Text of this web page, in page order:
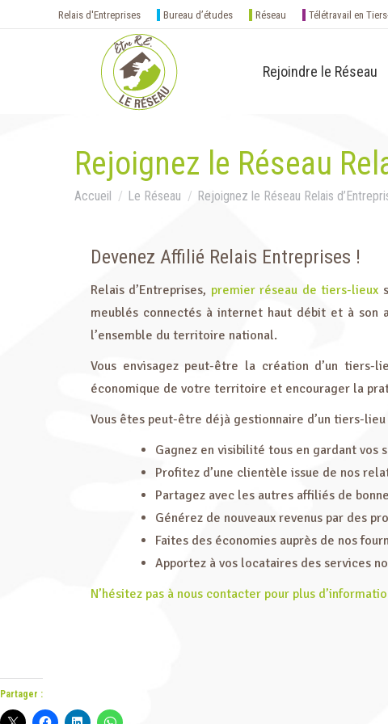
Relais d'Entreprises Bureau d’études Réseau Télétravail en
Rejoindre le Réseau
Rejoignez le Réseau
Vous êtes ici :
Accueil Le Réseau Rejoignez le Réseau Relais
Devenez Affilié Relais Entreprises !
Relais d’Entreprises, premier réseau de tiers-lieux
meublés connectés à internet haut débit et à son
l’ensemble du territoire national.
Vous envisagez peut-être la création d’un tiers-
économique de votre territoire et encourager la
Vous êtes peut-être déjà gestionnaire d’un tiers-
Gagnez en visibilité tous en gardant vos
Profitez d’une clientèle issue de nos
Partagez avec les autres affiliés de
Générez de nouveaux revenus par des
Faites des économies auprès de nos
Apportez à vos locataires des services
N’hésitez pas à nous contacter pour plus
Partager :